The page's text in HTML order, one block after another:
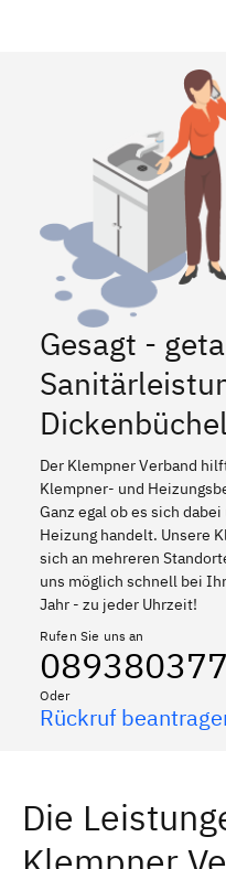
Gesagt -
Dickenbüchel
Der Klempner Verband
Klempner- und
Ganz egal ob es sich
Heizung handelt. Unsere
sich an mehreren
uns möglich schnell bei
Jahr - zu jeder Uhrzeit!
Rufen Sie uns an
Oder
Rückruf
Die